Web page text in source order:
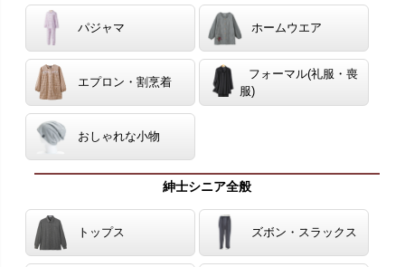
パジャマ ホームウエア
エプロン・割烹着
フォーマル(礼服・喪
服)
おしゃれな小物
紳士シニア全般
トップス ズボン・スラックス